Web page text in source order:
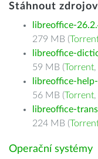
Stáhnout
libreoffice-
279 MB (
libreoffice-
59 MB (Torrent,
libreoffice-
56 MB (Torrent,
libreoffice-
224 MB (
Operační systémy